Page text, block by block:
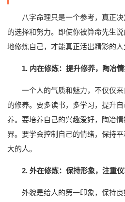
八字命理只是一个参考，真正
的选择和努力。即使你被算命先生
地修炼自己，才能真正活出精彩的人
1. 内在修炼：提升修养，陶冶
一个人的气质和魅力，不仅仅
的修养。要多读书，多学习，提升
养。要培养自己的兴趣爱好，陶冶
界。要学会控制自己的情绪，保持
大的人。
2. 外在修炼：保持形象，注重
外貌是给人的第一印象，保持